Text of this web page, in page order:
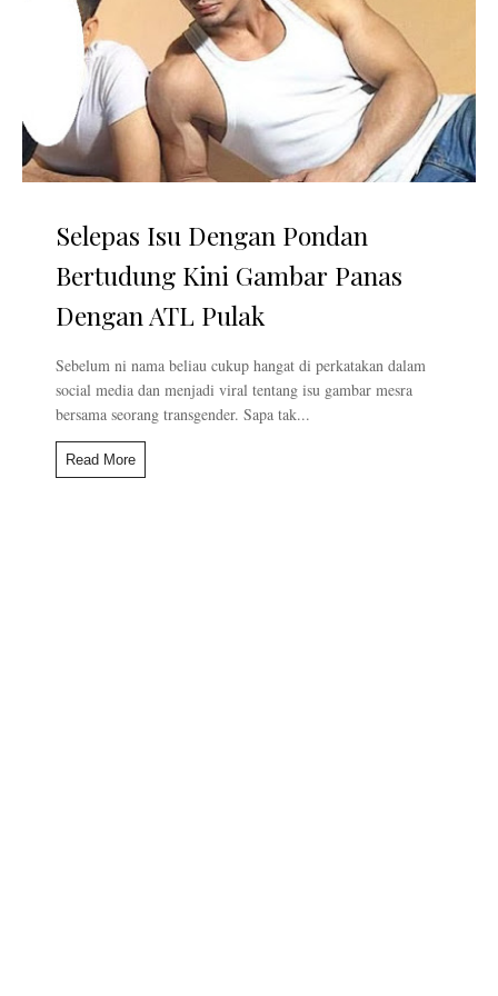
Selepas Isu Dengan Pondan
Bertudung Kini Gambar Panas
Dengan ATL Pulak
Sebelum ni nama beliau cukup hangat di perkatakan dalam
social media dan menjadi viral tentang isu gambar mesra
bersama seorang transgender. Sapa tak...
Read More